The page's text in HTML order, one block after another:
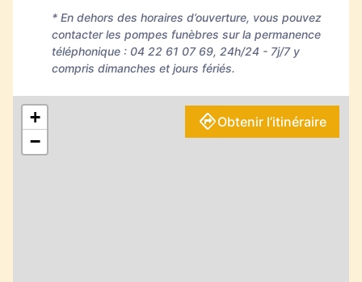
* En dehors des horaires d’ouverture, vous pouvez
contacter les pompes funèbres sur la permanence
téléphonique : 04 22 61 07 69, 24h/24 - 7j/7 y
compris dimanches et jours fériés.
+
−
Obtenir l’itinéraire